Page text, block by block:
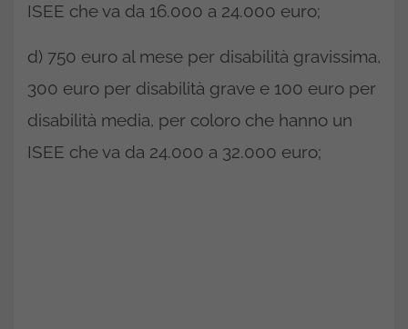
ISEE che va da 16.000 a 24.000 euro;
d) 750 euro al mese per disabilità gravissima,
300 euro per disabilità grave e 100 euro per
disabilità media, per coloro che hanno un
ISEE che va da 24.000 a 32.000 euro;